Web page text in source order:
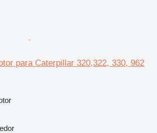
para Caterpillar 320,322, 330, 962